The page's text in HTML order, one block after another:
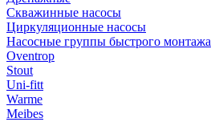
Скважинные насосы
Циркуляционные насосы
Насосные группы быстрого монтажа
Oventrop
Stout
Uni-fitt
Warme
Meibes